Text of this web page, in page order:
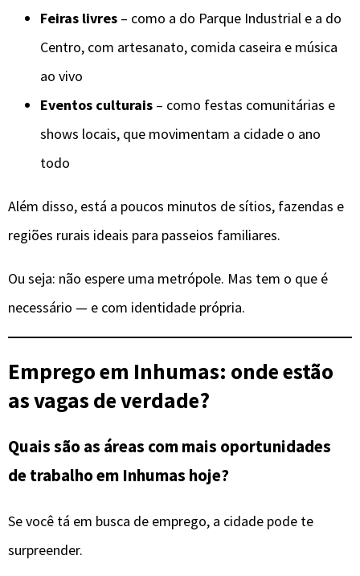
Feiras livres – como a do Parque Industrial e a do
Centro, com artesanato, comida caseira e música
ao vivo
Eventos culturais – como festas comunitárias e
shows locais, que movimentam a cidade o ano
todo
Além disso, está a poucos minutos de sítios, fazendas e
regiões rurais ideais para passeios familiares.
Ou seja: não espere uma metrópole. Mas tem o que é
necessário — e com identidade própria.
Emprego em Inhumas: onde estão
as vagas de verdade?
Quais são as áreas com mais oportunidades
de trabalho em Inhumas hoje?
Se você tá em busca de emprego, a cidade pode te
surpreender.